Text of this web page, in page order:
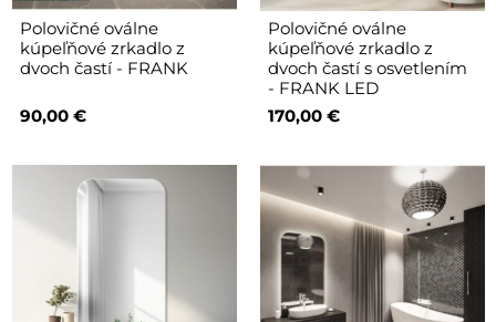
Polovičné oválne
kúpeľňové zrkadlo z
dvoch častí - FRANK
90,00 €
Polovičné oválne
kúpeľňové zrkadlo z
dvoch častí s osvetlením
- FRANK LED
170,00 €